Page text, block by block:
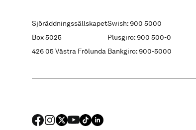
Sjöräddningssällskapet
Box 5025
426 05 Västra Frölunda
Swish: 900 5000
Plusgiro: 900 500-0
Bankgiro: 900-5000
FACEBOOK
Instagram
X YouTube
TIKTOKLINKED IN